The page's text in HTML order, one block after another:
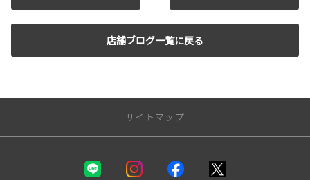
店舗ブログ一覧に戻る
サイトマップ